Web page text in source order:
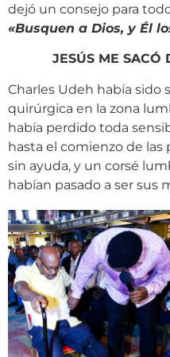
dejó un consejo para
«Busquen a Dios, y Él
JESÚS ME SACÓ
Charles Udeh había
quirúrgica en la zona
había perdido toda
hasta el comienzo de las
sin ayuda, y un corsé
habían pasado a ser sus